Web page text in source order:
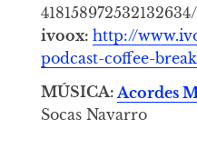
418158972532132634/
ivoox: http://
podcast-coffee-
MÚSICA: Acordes
Socas Navarro